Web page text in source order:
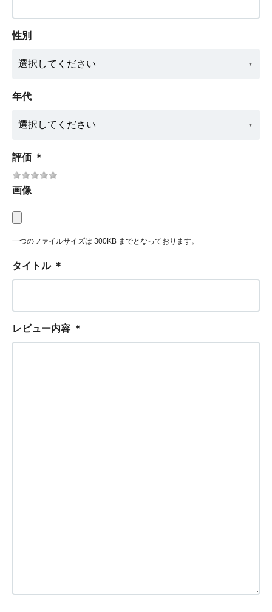
性別
年代
評価 ＊
画像
一つのファイルサイズは 300KB までとなっております。
タイトル ＊
レビュー内容 ＊